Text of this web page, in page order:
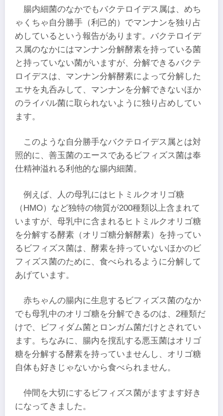
腸内細菌のなかでもバクテロイデス属は、めち
ゃくちゃ自分勝手（利己的）でマンナンを独り占
めしているという報告があります。バクテロイデ
ス属のなかにはマンナン分解酵素を持っている菌
と持っていない菌がいますが、分解できるバクテ
ロイデスは、マンナン分解酵素によって分解した
エサを丸呑みして、マンナンを分解できないほか
のライバル菌に取られないように独り占めしてい
ます。
このような自分勝手なバクテロイデス属とは対
照的に、善玉菌のエースであるビフィズス菌は奉
仕精神溢れる利他的な腸内細菌。
例えば、人の母乳にはヒトミルクオリゴ糖
（HMO）など独特の物質が200種類以上含まれて
いますが、母乳中に含まれるヒトミルクオリゴ糖
を分解する酵素（オリゴ糖分解酵素）を持ってい
るビフィズス菌は、酵素を持っていないほかのビ
フィズス菌のために、食べられるように分解して
あげています。
赤ちゃんの腸内に生息するビフィズス菌のなか
でも母乳中のオリゴ糖を分解できるのは、2種類だ
けで、ビフィダム菌とロンガム菌だけとされてい
ます。ちなみに、腸内を撹乱する悪玉菌はオリゴ
糖を分解する酵素を持っていませんし、オリゴ糖
自体も好きじゃないから食べられません。
仲間を大切にするビフィズス菌がますます好き
になってきました。